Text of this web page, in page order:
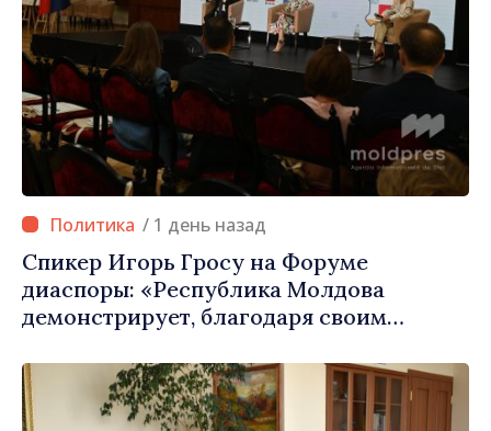
/ 1 день назад
Спикер Игорь Гросу на Форуме
диаспоры: «Республика Молдова
демонстрирует, благодаря своим
заслуживает стать частью большой
европейской семьи»